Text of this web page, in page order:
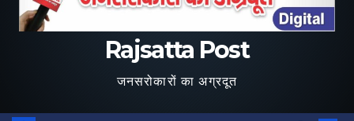
Rajsatta Post
जनसरोकारों का अग्रदूत